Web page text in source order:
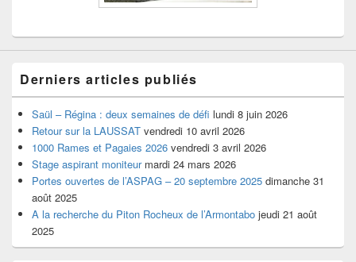
Derniers articles publiés
Saül – Régina : deux semaines de défi lundi 8 juin 2026
Retour sur la LAUSSAT vendredi 10 avril 2026
1000 Rames et Pagaies 2026 vendredi 3 avril 2026
Stage aspirant moniteur mardi 24 mars 2026
Portes ouvertes de l’ASPAG – 20 septembre 2025 dimanche 31
août 2025
A la recherche du Piton Rocheux de l’Armontabo jeudi 21 août
2025